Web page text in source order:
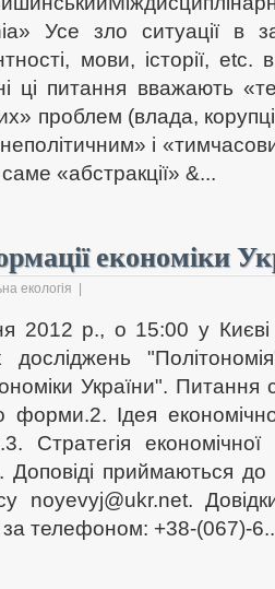
Усе зло ситуації в
мови, історії, etc.
ці питання вважають
проблем (влада,
і
«абстракції» &...
економіки
екологія
2012 р., о 15:00 у Києві
досліджень
України".
форми.2. Ідея
Стратегія економічної
Доповіді приймаються
noyevyj@ukr.net.
за телефоном: +38-(067)-